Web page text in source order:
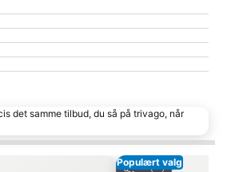
det samme tilbud, du så på trivago, når
Populært valgFøj til favoritter